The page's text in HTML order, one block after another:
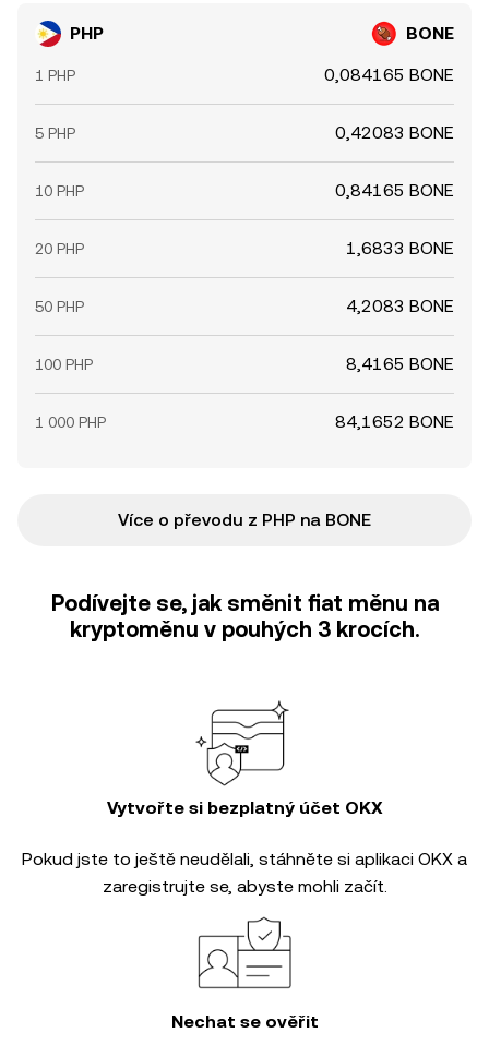
PHP BONE
1 PHP 0,084165 BONE
5 PHP 0,42083 BONE
10 PHP 0,84165 BONE
20 PHP 1,6833 BONE
50 PHP 4,2083 BONE
100 PHP 8,4165 BONE
1 000 PHP 84,1652 BONE
Více o převodu z PHP na BONE
Podívejte se, jak směnit fiat měnu na
kryptoměnu v pouhých 3 krocích.
Vytvořte si bezplatný účet OKX
Pokud jste to ještě neudělali, stáhněte si aplikaci OKX a
zaregistrujte se, abyste mohli začít.
Nechat se ověřit